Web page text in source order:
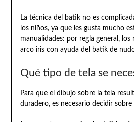
La técnica del batik no es
los niños, ya que les gusta mucho
manualidades: por regla general, los
arco iris con ayuda del batik de
Qué tipo de tela se
Para que el dibujo sobre la tela
duradero, es necesario decidir